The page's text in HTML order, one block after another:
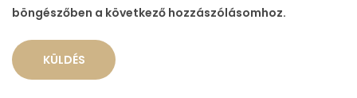
böngészőben a következő hozzászólásomhoz.